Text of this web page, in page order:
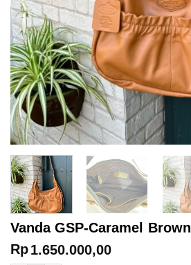
Vanda GSP-Caramel Brown
Rp1.650.000,00